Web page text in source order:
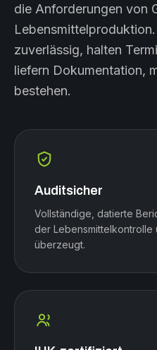
die Anforderungen von
zuverlässig, halten
liefern Dokumentation,
bestehen.
Auditsicher
Vollständige, datierte
der Lebensmittelkontrolle
überzeugt.